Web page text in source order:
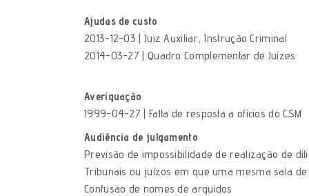
Ajudas de custo
2013-12-03 | Juiz Auxiliar, Instrução Criminal
2014-03-27 | Quadro Complementar de Juízes
Averiguação
1999-04-27 | Falta de resposta a ofícios do CSM
Audiência de julgamento
Previsão de impossibilidade de realização de
Tribunais ou juízos em que uma mesma sala
Confusão de nomes de arguidos